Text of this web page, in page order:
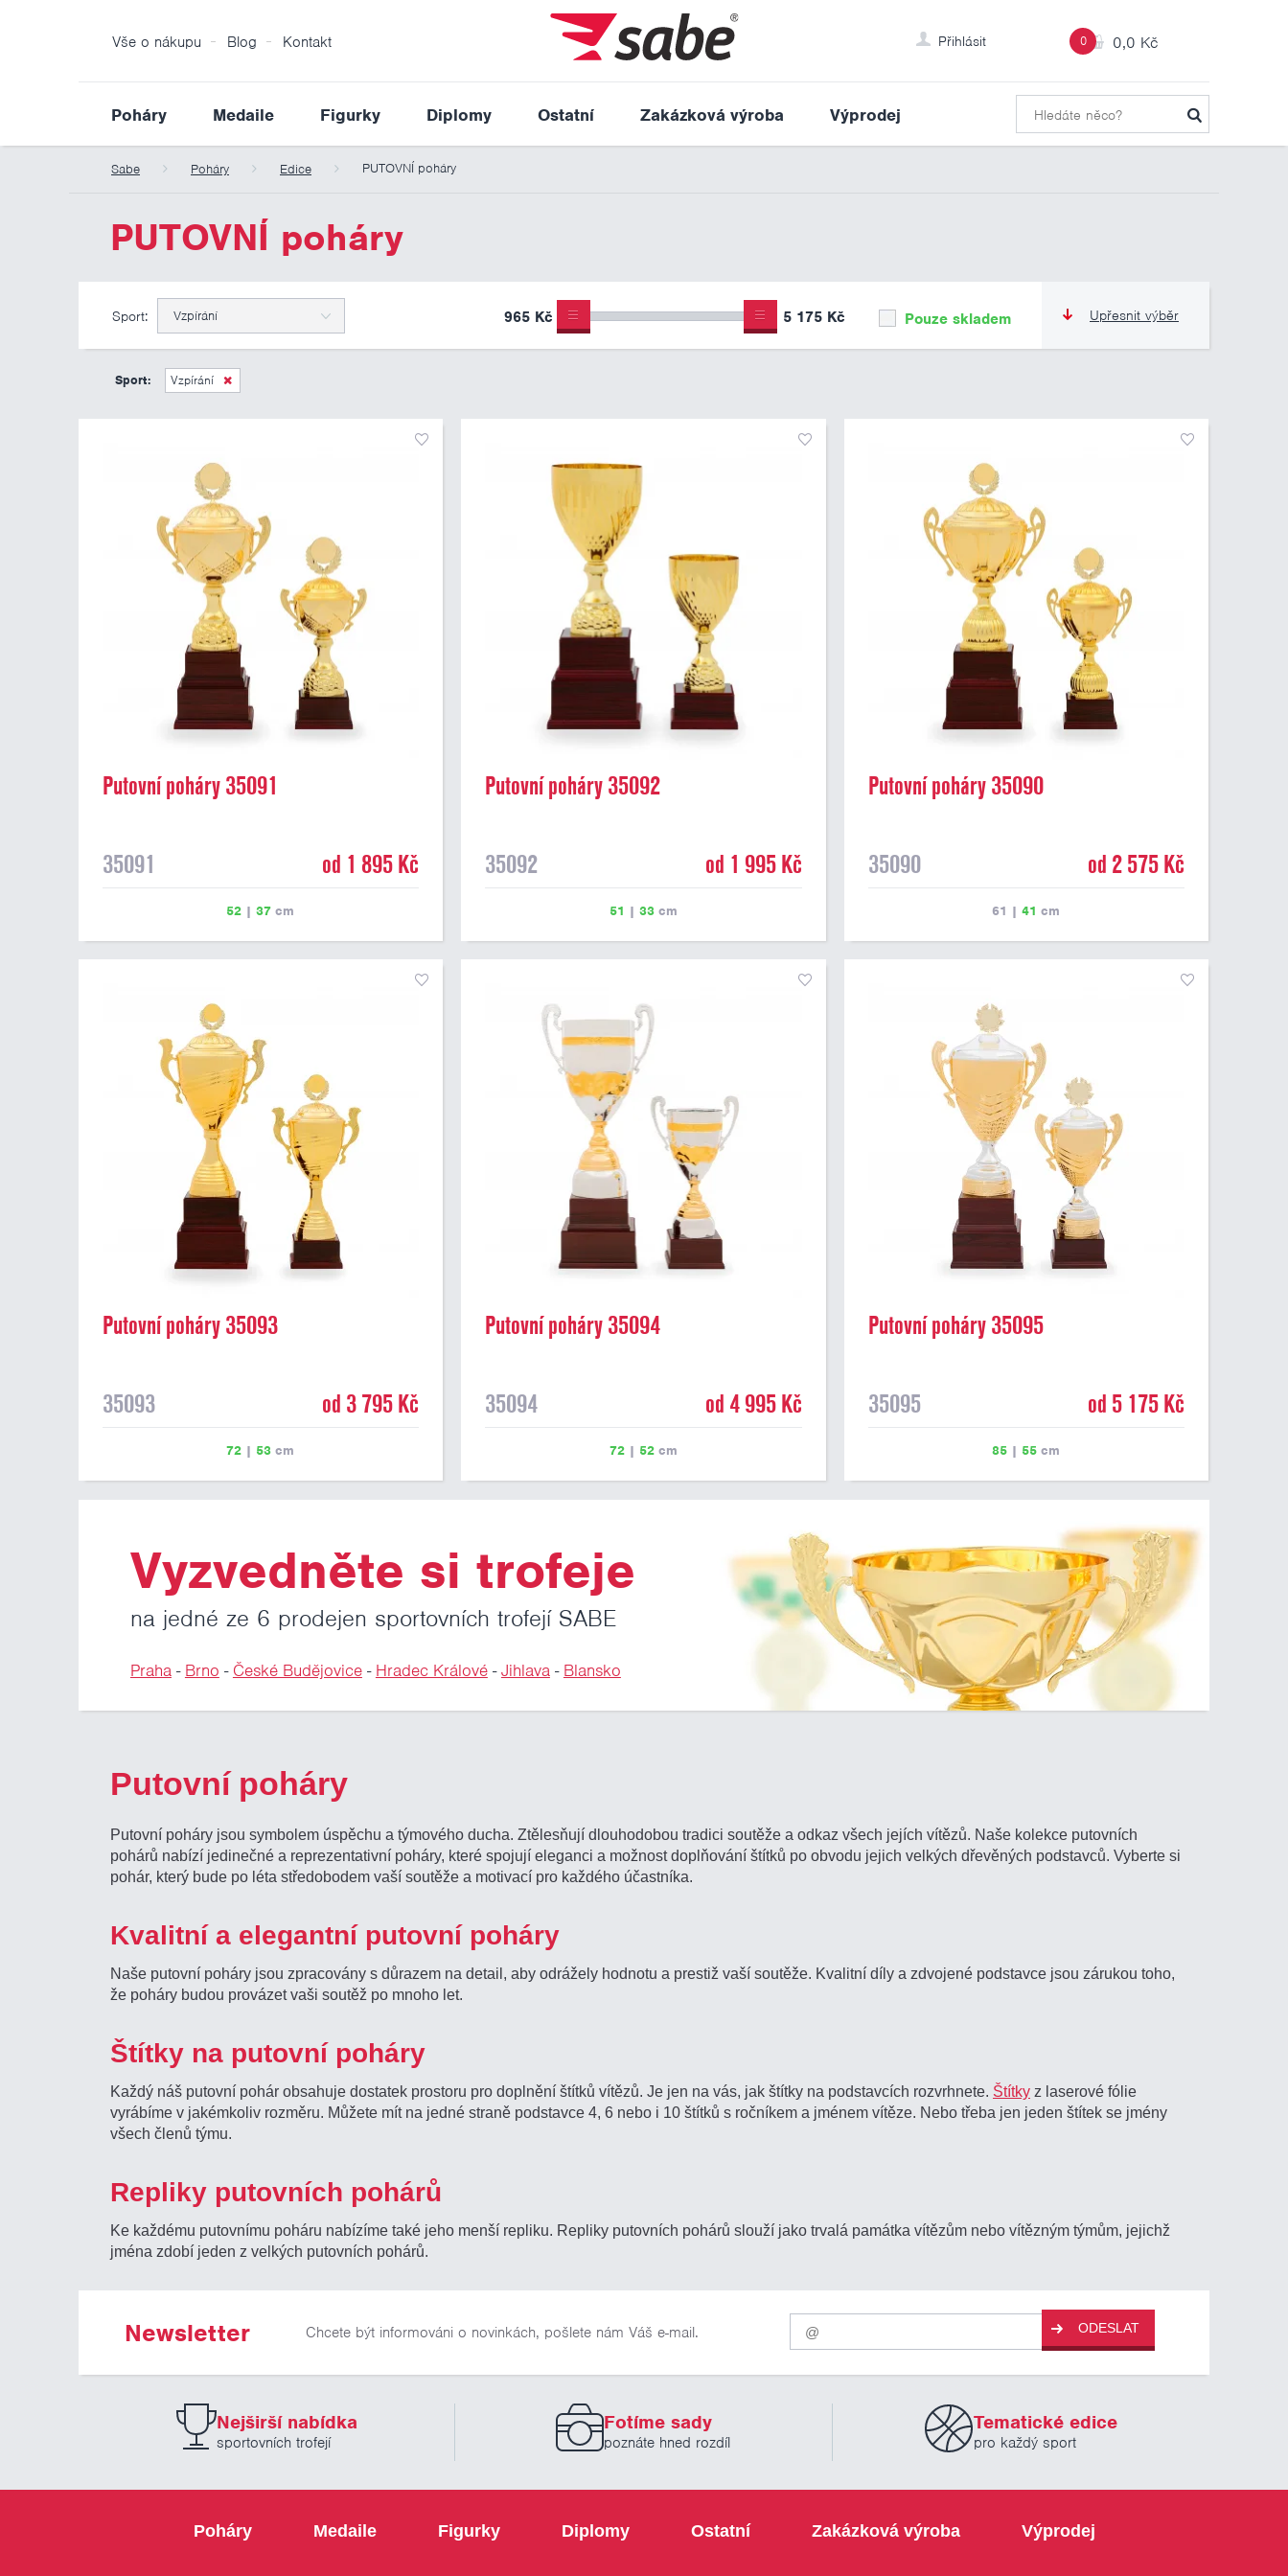
0 0,0 Kč
Přihlásit
Vše o nákupu Blog Kontakt
Poháry Medaile Figurky Diplomy Ostatní Zakázková výroba Výprodej
Sabe Poháry Edice PUTOVNÍ poháry
PUTOVNÍ poháry
Upřesnit výběr
Sport: Vzpírání Pouze skladem
965 Kč 5 175 Kč
Sport: Vzpírání
Putovní poháry 35091
35091 od 1 895 Kč
52 |37 cm
Putovní poháry 35092
35092 od 1 995 Kč
51 | 33cm
Putovní poháry 35090
35090 od 2 575 Kč
61 |41 cm
Putovní poháry 35093
35093 od 3 795 Kč
72 | 53 cm
Putovní poháry 35094
35094 od 4 995 Kč
72| 52cm
Putovní poháry 35095
35095 od 5 175 Kč
85 | 55 cm
Vyzvedněte si trofeje
na jedné ze 6 prodejen sportovních trofejí SABE
Praha- Brno - České Budějovice- Hradec Králové-Jihlava- Blansko
Putovní poháry
Putovní poháry jsou symbolem úspěchu a týmového ducha. Ztělesňují dlouhodobou tradici soutěže a odkaz všech jejích vítězů. Naše kolekce putovních
pohárů nabízí jedinečné a reprezentativní poháry, které spojují eleganci a možnost doplňování štítků po obvodu jejich velkých dřevěných podstavců. Vyberte si
pohár, který bude po léta středobodem vaší soutěže a motivací pro každého účastníka.
Kvalitní a elegantní putovní poháry
Naše putovní poháry jsou zpracovány s důrazem na detail, aby odrážely hodnotu a prestiž vaší soutěže. Kvalitní díly a zdvojené podstavce jsou zárukou toho,
že poháry budou provázet vaši soutěž po mnoho let.
Štítky na putovní poháry
Každý náš putovní pohár obsahuje dostatek prostoru pro doplnění štítků vítězů. Je jen na vás, jak štítky na podstavcích rozvrhnete. Štítkyz laserové fólie
vyrábíme v jakémkoliv rozměru. Můžete mít na jedné straně podstavce 4, 6 nebo i 10 štítků s ročníkem a jménem vítěze. Nebo třeba jen jeden štítek se jmény
všech členů týmu.
Repliky putovních pohárů
Ke každému putovnímu poháru nabízíme také jeho menší repliku. Repliky putovních pohárů slouží jako trvalá památka vítězům nebo vítězným týmům, jejichž
jména zdobí jeden z velkých putovních pohárů.
Newsletter Chcete být informováni o novinkách, pošlete nám Váš e-mail.
Pro
odběr
našich
novinek
ODESLAT
Nejširší nabídka
sportovních trofejí
Fotíme sady
poznáte hned rozdíl
Tematické edice
pro každý sport
Poháry Medaile Figurky Diplomy Ostatní Zakázková výroba Výprodej